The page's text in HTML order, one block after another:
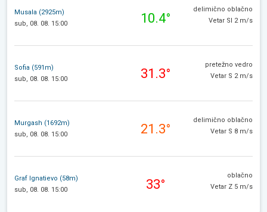
Musala (2925m)
sub, 08. 08. 15:00
10.4°
delimično oblačno
Vetar SI 2 m/s
Sofia (591m)
sub, 08. 08. 15:00
31.3°
pretežno vedro
Vetar S 2 m/s
Murgash (1692m)
sub, 08. 08. 15:00
21.3°
delimično oblačno
Vetar S 8 m/s
Graf Ignatievo (58m)
sub, 08. 08. 15:00
33°
oblačno
Vetar Z 5 m/s